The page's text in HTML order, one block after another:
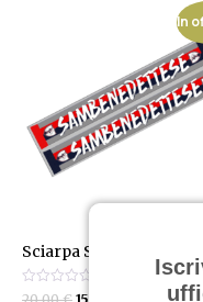
In
Sciarpa Sambenedettese
Valutato